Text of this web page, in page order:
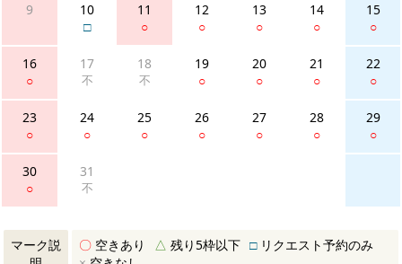
9
10
□
11
○
12
○
13
○
14
○
15
○
16
○
17
不
18
不
19
○
20
○
21
○
22
○
23
○
24
○
25
○
26
○
27
○
28
○
29
○
30
○
31
不
マーク説
〇 空きあり △ 残り5枠以下 □リクエスト予約のみ